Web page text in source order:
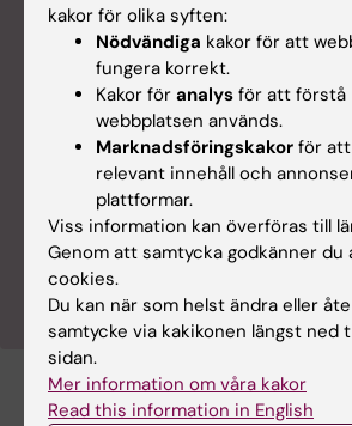
Contact information
For further information about the
Resources Strategy for
contactVladimir Pabón-Martínez
Engagement Office.
Hade du nytta av informationen
kakor för olika syften:
Nödvändiga kakor för att
fungera korrekt.
Kakor för analys för att förstå
webbplatsen används.
Marknadsföringskakor för
relevant innehåll och
plattformar.
Viss information kan överföras till
Genom att samtycka godkänner du
cookies.
Du kan när som helst ändra eller
samtycke via kakikonen längst ned
sidan.
Mer information om våra kakor
Read this information in English